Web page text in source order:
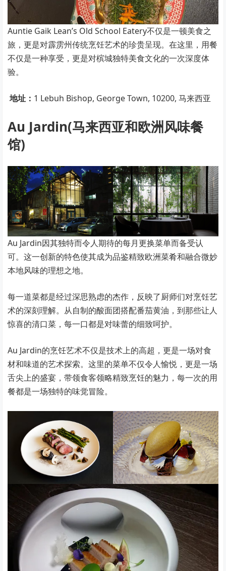
Auntie Gaik Lean’s Old School Eatery不仅是一顿美食之
旅，更是对霹雳州传统烹饪艺术的珍贵呈现。在这里，用餐
不仅是一种享受，更是对槟城独特美食文化的一次深度体
验。
地址： 1 Lebuh Bishop, George Town, 10200, 马来西亚
Au Jardin(马来西亚和欧洲风味餐
馆)
Au Jardin因其独特而令人期待的每月更换菜单而备受认
可。这一创新的特色使其成为品鉴精致欧洲菜肴和融合微妙
本地风味的理想之地。
每一道菜都是经过深思熟虑的杰作，反映了厨师们对烹饪艺
术的深刻理解。从自制的酸面团搭配番茄黄油，到那些让人
惊喜的清口菜，每一口都是对味蕾的细致呵护。
Au Jardin的烹饪艺术不仅是技术上的高超，更是一场对食
材和味道的艺术探索。这里的菜单不仅令人愉悦，更是一场
舌尖上的盛宴，带领食客领略精致烹饪的魅力，每一次的用
餐都是一场独特的味觉冒险。